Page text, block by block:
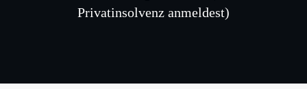
Privatinsolvenz anmeldest)